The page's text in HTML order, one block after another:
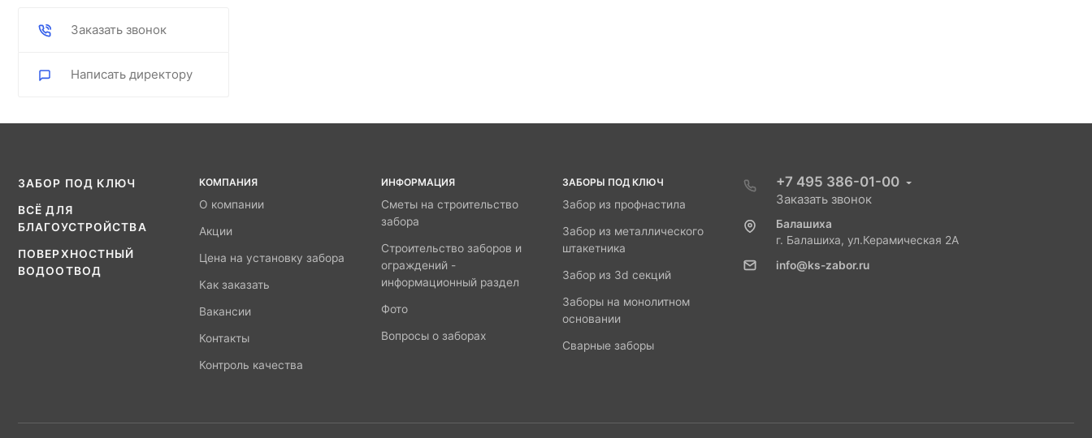
Заказать звонок
Написать директору
ЗАБОР ПОД КЛЮЧ
ВСЁ ДЛЯ
БЛАГОУСТРОЙСТВА
ПОВЕРХНОСТНЫЙ
ВОДООТВОД
КОМПАНИЯ
О компании
Акции
Цена на установку забора
Как заказать
Вакансии
Контакты
Контроль качества
ИНФОРМАЦИЯ
Сметы на строительство
забора
Строительство заборов и
ограждений -
информационный раздел
Фото
Вопросы о заборах
ЗАБОРЫ ПОД КЛЮЧ
Забор из профнастила
Забор из металлического
штакетника
Забор из 3d секций
Заборы на монолитном
основании
Сварные заборы
+7 495 386-01-00
Заказать звонок
Балашиха
г. Балашиха, ул.Керамическая 2А
info@ks-zabor.ru